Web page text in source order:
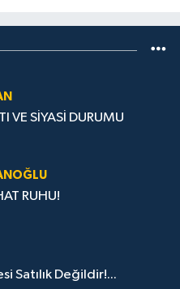
VE SİYASİ DURUMU
RUHU!
Satılık Değildir!...